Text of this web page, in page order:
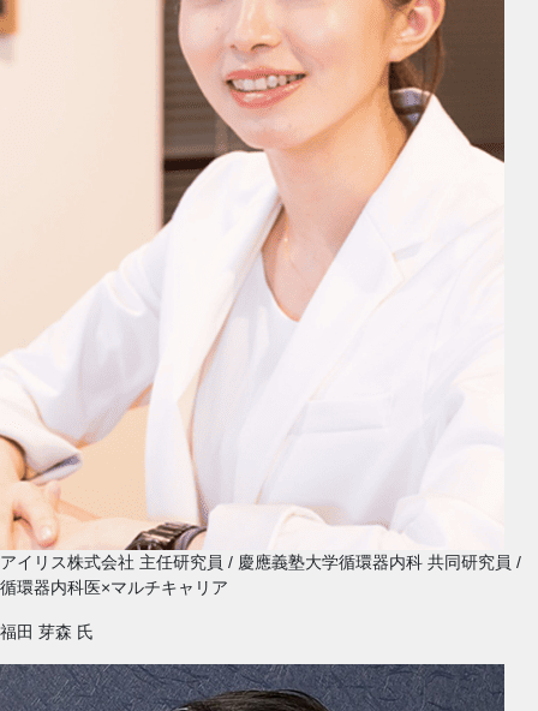
アイリス株式会社 主任研究員 / 慶應義塾大学循環器内科 共同研究員 /
循環器内科医×マルチキャリア
福田 芽森 氏